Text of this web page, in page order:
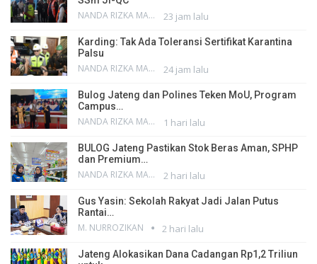
NANDA RIZKA MAHENDRA 23 jam lalu
Karding: Tak Ada Toleransi Sertifikat Karantina
Palsu
NANDA RIZKA MAHENDRA 24 jam lalu
Bulog Jateng dan Polines Teken MoU, Program
Campus…
NANDA RIZKA MAHENDRA 1 hari lalu
BULOG Jateng Pastikan Stok Beras Aman, SPHP
dan Premium…
NANDA RIZKA MAHENDRA 2 hari lalu
Gus Yasin: Sekolah Rakyat Jadi Jalan Putus
Rantai…
M. NURROZIKAN 2 hari lalu
Jateng Alokasikan Dana Cadangan Rp1,2 Triliun